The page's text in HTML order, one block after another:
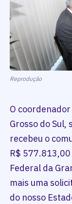
Reprodução
O
Grosso do Sul,
recebeu o
R$
Federal da
mais uma
do nosso